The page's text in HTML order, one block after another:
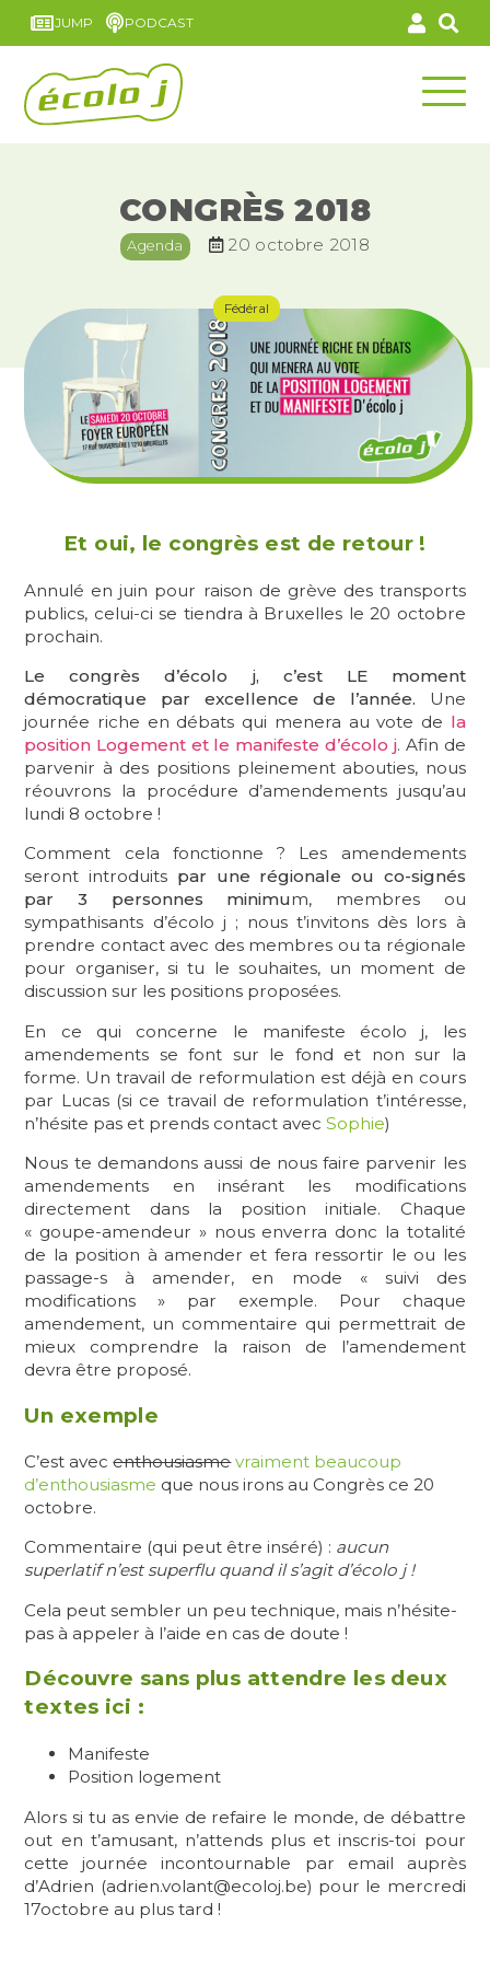
JUMP PODCAST
CONGRÈS 2018
Agenda 20 octobre 2018
Fédéral
Et oui, le congrès est de retour !
Annulé en juin pour raison de grève des transports
publics, celui-ci se tiendra à Bruxelles le 20 octobre
prochain.
Le congrès d’écolo j, c’est LE moment
démocratique par excellence de l’année. Une
journée riche en débats qui menera au vote de la
position Logement et le manifeste d’écolo j. Afin de
parvenir à des positions pleinement abouties, nous
réouvrons la procédure d’amendements jusqu’au
lundi 8 octobre !
Comment cela fonctionne ? Les amendements
seront introduits par une régionale ou co-signés
par 3 personnes minimum, membres ou
sympathisants d’écolo j ; nous t’invitons dès lors à
prendre contact avec des membres ou ta régionale
pour organiser, si tu le souhaites, un moment de
discussion sur les positions proposées.
En ce qui concerne le manifeste écolo j, les
amendements se font sur le fond et non sur la
forme. Un travail de reformulation est déjà en cours
par Lucas (si ce travail de reformulation t’intéresse,
n’hésite pas et prends contact avecSophie)
Nous te demandons aussi de nous faire parvenir les
amendements en insérant les modifications
directement dans la position initiale. Chaque
« goupe-amendeur » nous enverra donc la totalité
de la position à amender et fera ressortir le ou les
passage-s à amender, en mode « suivi des
modifications » par exemple. Pour chaque
amendement, un commentaire qui permettrait de
mieux comprendre la raison de l’amendement
devra être proposé.
Un exemple
C’est avecenthousiasmevraiment beaucoup
d’enthousiasme que nous irons au Congrès ce 20
octobre.
Commentaire (qui peut être inséré) : aucun
superlatif n’est superflu quand il s’agit d’écolo j !
Cela peut sembler un peu technique, mais n’hésite-
pas à appeler à l’aide en cas de doute !
Découvre sans plus attendre les deux
textes ici :
Manifeste
Position logement
Alors si tu as envie de refaire le monde, de débattre
out en t’amusant, n’attends plus et inscris-toi pour
cette journée incontournable par email auprès
d’Adrien (adrien.volant@ecoloj.be) pour le mercredi
17octobre au plus tard !